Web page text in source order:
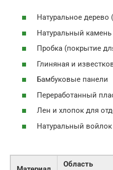
Натуральное дерево
Натуральный
Пробка (покрытие
Глиняная и
Бамбуковые панели
Переработанный
Лен и хлопок для
Натуральный войлок
Область